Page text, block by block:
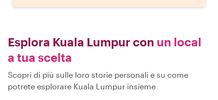
Esplora Kuala Lumpur con un local
a tua scelta
Scopri di più sulle loro storie personali e su come
potrete esplorare Kuala Lumpur insieme